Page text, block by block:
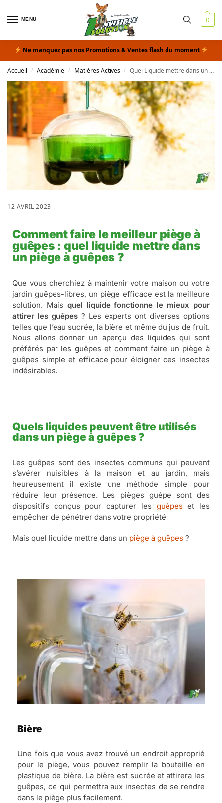
MENU 0
Ne manquez pas nos Promotions & Ventes flash du moment
Accueil / Académie / Matières Actives / Quel Liquide mettre dans un Piège à Guêpes : 6 attractifs au banc
12 AVRIL 2023
Comment faire le meilleur piège à
guêpes : quel liquide mettre dans
un piège à guêpes ?
Que vous cherchiez à maintenir votre maison ou votre
jardin guêpes-libres, un piège efficace est la meilleure
solution. Mais quel liquide fonctionne le mieux pour
attirer les guêpes ? Les experts ont diverses options
telles que l’eau sucrée, la bière et même du jus de fruit.
Nous allons donner un aperçu des liquides qui sont
préférés par les guêpes et comment faire un piège à
guêpes simple et efficace pour éloigner ces insectes
indésirables.
Quels liquides peuvent être utilisés
dans un piège à guêpes ?
Les guêpes sont des insectes communs qui peuvent
s’avérer nuisibles à la maison et au jardin, mais
heureusement il existe une méthode simple pour
réduire leur présence. Les pièges guêpe sont des
dispositifs conçus pour capturer les guêpeset les
empêcher de pénétrer dans votre propriété.
Mais quel liquide mettre dans un piège à guêpes ?
Bière
Une fois que vous avez trouvé un endroit approprié
pour le piège, vous pouvez remplir la bouteille en
plastique de bière. La bière est sucrée et attirera les
guêpes, ce qui permettra aux insectes de se rendre
dans le piège plus facilement.